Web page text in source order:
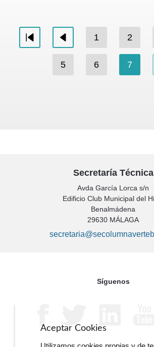
PPrimeraPAnterior
1 2
5 6
7
Secretaría Técnica
Avda García Lorca s/n
Edificio Club Municipal del
Benalmádena
29630 MÁLAGA
Síguenos
Aceptar Cookies